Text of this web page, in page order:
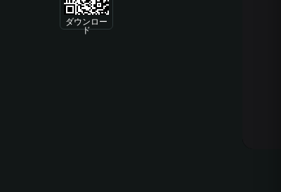
ダウンロー
ド